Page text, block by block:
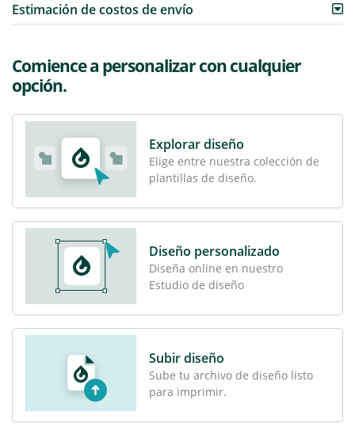
Estimación de costos de envío
Comience a personalizar con cualquier
opción.
Explorar diseño
Elige entre nuestra colección de
plantillas de diseño.
Diseño personalizado
Diseña online en nuestro
Estudio de diseño
Subir diseño
Sube tu archivo de diseño listo
para imprimir.